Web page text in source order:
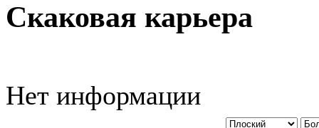
Скаковая карьера
Нет информации